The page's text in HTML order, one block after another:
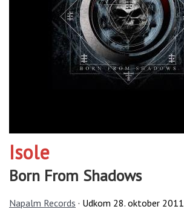
Isole
Born From Shadows
Napalm Records · Udkom 28. oktober 2011